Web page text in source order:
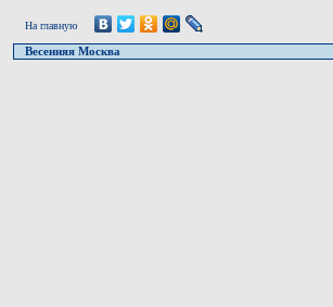
На главную
Весенняя Москва